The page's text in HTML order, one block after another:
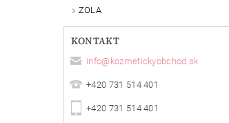
ZOLA
KONTAKT
info@ kozmetickyobchod.sk
+420 731 514 401
+420 731 514 401